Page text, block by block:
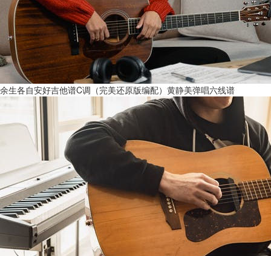
余生各自安好吉他谱C调（完美还原版编配）黄静美弹唱六线谱